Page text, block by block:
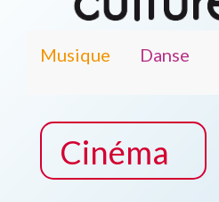
Musique Danse
Cinéma